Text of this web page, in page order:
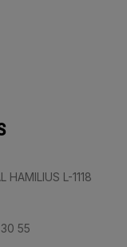
HAMILIUS L-1118
55